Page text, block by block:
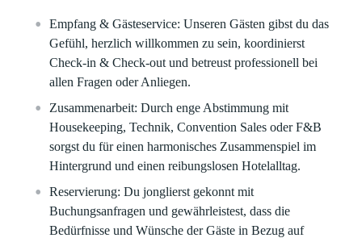
Empfang & Gästeservice:Unseren Gästen gibst du das
Gefühl, herzlich willkommen zu sein, koordinierst
Check-in & Check-out und betreust professionell bei
allen Fragen oder Anliegen.
Zusammenarbeit: Durch enge Abstimmung mit
Housekeeping, Technik, Convention Sales oder F&B
sorgst du für einen harmonisches Zusammenspiel im
Hintergrund und einen reibungslosen Hotelalltag.
Reservierung:Du jonglierst gekonnt mit
Buchungsanfragen und gewährleistest, dass die
Bedürfnisse und Wünsche der Gäste in Bezug auf